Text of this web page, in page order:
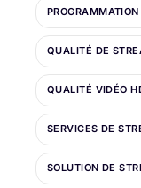
QUALITÉ DE
QUALITÉ VIDÉO
SERVICES DE
SOLUTION DE